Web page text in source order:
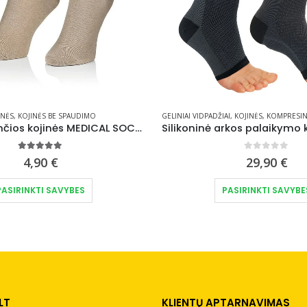
,KOJINĖS,KOMPRESINĖS KOJINĖS ,PĖDŲ APSAUGOS
Silikoninė arkos palaikymo kojinė (nuo plokščiapėdystės) VARITEKS
29,90€
SAVYBES
This product has multiple variants. The options may be chosen on the product page
KALĖDINĖS KOJINĖS, KASDIENĖS
Kalėdinių kojinių
22,90 €
PASIRINKTI
KLIENTŲ APTARNAVIMAS